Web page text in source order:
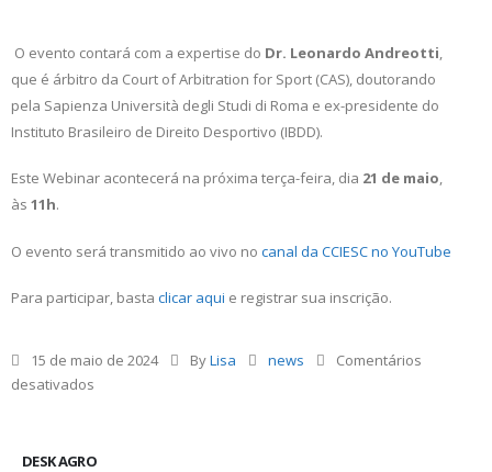
O evento contará com a expertise do Dr. Leonardo Andreotti,
que é árbitro da Court of Arbitration for Sport (CAS), doutorando
pela Sapienza Università degli Studi di Roma e ex-presidente do
Instituto Brasileiro de Direito Desportivo (IBDD).
Este Webinar acontecerá na próxima terça-feira, dia 21 de maio,
às 11h.
O evento será transmitido ao vivo no canal da CCIESC no YouTube
Para participar, basta clicar aqui e registrar sua inscrição.
15 de maio de 2024 ByLisa news
Comentários
desativados
DESK AGRO